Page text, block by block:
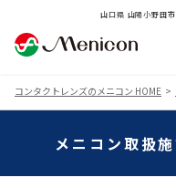
山口県 山陽小野田
コンタクトレンズのメニコン HOME
メニコン取扱